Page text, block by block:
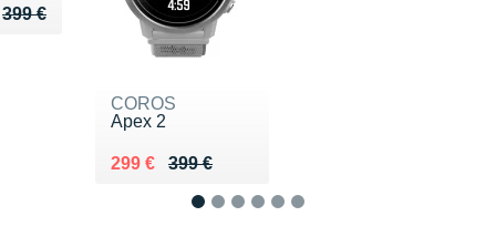
399 €399 €
€
COROS
Apex 2
399 €
Au lieu de 399 €
299 €
Vendu 299 €